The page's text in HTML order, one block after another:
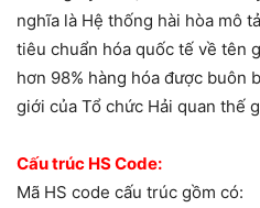
nghĩa là Hệ thống hài hòa mô
tiêu chuẩn hóa quốc tế về tên
hơn 98% hàng hóa được buôn
giới của Tổ chức Hải quan thế
Cấu trúc HS Code:
Mã HS code cấu trúc gồm có: